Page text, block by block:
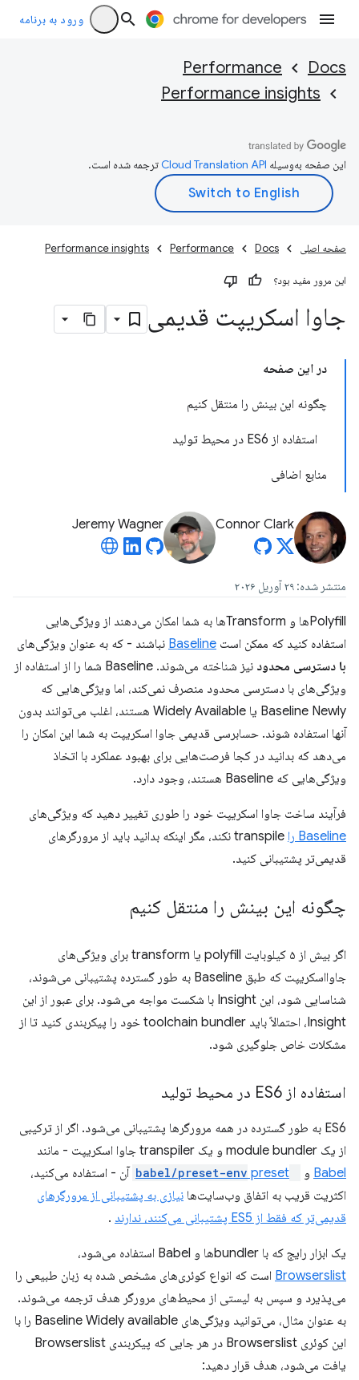
ورود به برنامه
Docs
Performance
Performance insights
این صفحه به‌وسیله ترجمه شده است.
صفحه اصلی Docs
Performance
Performance insights
این مرور مفید بود؟
جاوا اسکریپت قدیمی
در این صفحه
چگونه این بینش را منتقل کنیم
استفاده از ES6 در محیط تولید
منابع اضافی
Connor Clark
Jeremy Wagner
منتشر شده: ۲۹ آوریل ۲۰۲۶
Polyfillها و Transformها به شما امکان می‌دهند از ویژگی‌هایی
استفاده کنید که ممکن است Baseline نباشند - که به عنوان ویژگی‌های
با دسترسی محدود
نیز شناخته می‌شوند. Baseline شما را از استفاده از
ویژگی‌های با دسترسی محدود منصرف نمی‌کند، اما ویژگی‌هایی که
Baseline Newly یا Widely Available هستند، اغلب می‌توانند بدون
آنها استفاده شوند. حسابرسی قدیمی جاوا اسکریپت به شما این امکان را
می‌دهد که بدانید در کجا فرصت‌هایی برای بهبود عملکرد با اتخاذ
ویژگی‌هایی که Baseline هستند، وجود دارد.
فرآیند ساخت جاوا اسکریپت خود را طوری تغییر دهید که ویژگی‌های
Baseline را
transpile نکند، مگر اینکه بدانید باید از مرورگرهای
قدیمی‌تر پشتیبانی کنید.
چگونه این بینش را منتقل کنیم
اگر بیش از ۵ کیلوبایت polyfill یا transform برای ویژگی‌های
جاوااسکریپت که طبق Baseline به طور گسترده پشتیبانی می‌شوند،
شناسایی شود، این Insight با شکست مواجه می‌شود. برای عبور از این
Insight، احتمالاً باید toolchain bundler خود را پیکربندی کنید تا از
مشکلات خاص جلوگیری شود.
استفاده از ES6 در محیط تولید
ES6 به طور گسترده در همه مرورگرها پشتیبانی می‌شود. اگر از ترکیبی
از یک module bundler و یک transpiler جاوا اسکریپت - مانند
Babel و preset
آن - استفاده می‌کنید،
اکثریت قریب به اتفاق وب‌سایت‌ها نیازی به پشتیبانی از مرورگرهای
قدیمی‌تر که فقط از ES5 پشتیبانی می‌کنند، ندارند
.
یک ابزار رایج که با bundlerها و Babel استفاده می‌شود،
Browserslist است که انواع کوئری‌های مشخص شده به زبان طبیعی را
می‌پذیرد و سپس به لیستی از محیط‌های مرورگر هدف ترجمه می‌شوند.
به عنوان مثال، می‌توانید ویژگی‌های Baseline Widely available را با
این کوئری Browserslist در هر جایی که پیکربندی Browserslist
یافت می‌شود، هدف قرار دهید: